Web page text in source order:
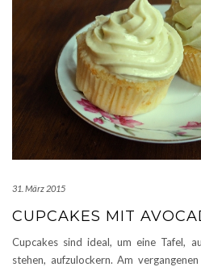
31. März 2015
CUPCAKES MIT
Cupcakes sind ideal, um eine Tafel,
stehen, aufzulockern. Am